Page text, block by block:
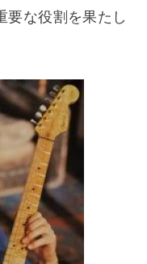
要な役割を果たし